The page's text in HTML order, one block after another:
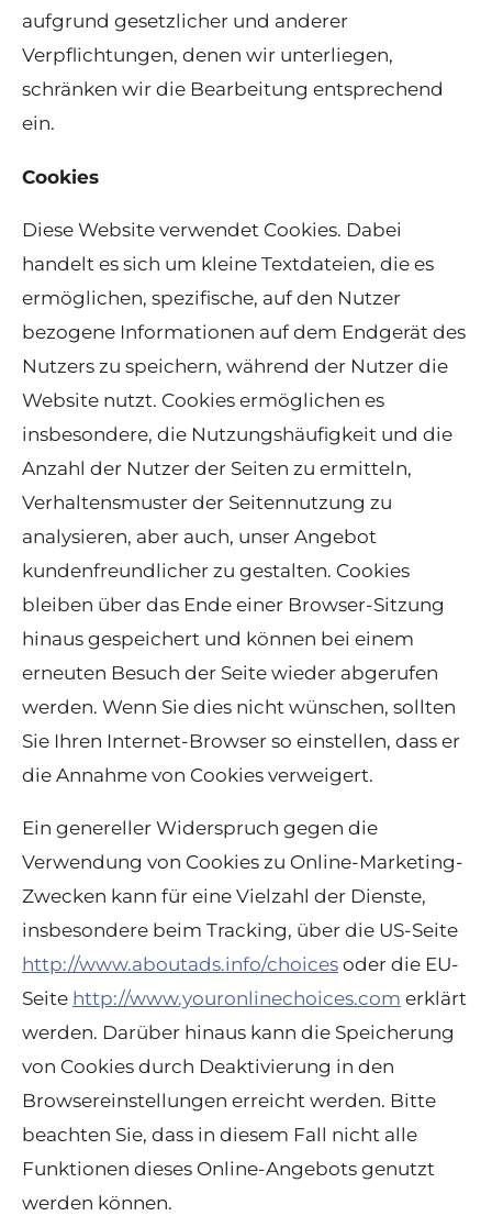
aufgrund gesetzlicher und anderer
Verpflichtungen, denen wir unterliegen,
schränken wir die Bearbeitung entsprechend
ein.
Cookies
Diese Website verwendet Cookies. Dabei
handelt es sich um kleine Textdateien, die es
ermöglichen, spezifische, auf den Nutzer
bezogene Informationen auf dem Endgerät des
Nutzers zu speichern, während der Nutzer die
Website nutzt. Cookies ermöglichen es
insbesondere, die Nutzungshäufigkeit und die
Anzahl der Nutzer der Seiten zu ermitteln,
Verhaltensmuster der Seitennutzung zu
analysieren, aber auch, unser Angebot
kundenfreundlicher zu gestalten. Cookies
bleiben über das Ende einer Browser-Sitzung
hinaus gespeichert und können bei einem
erneuten Besuch der Seite wieder abgerufen
werden. Wenn Sie dies nicht wünschen, sollten
Sie Ihren Internet-Browser so einstellen, dass er
die Annahme von Cookies verweigert.
Ein genereller Widerspruch gegen die
Verwendung von Cookies zu Online-Marketing-
Zwecken kann für eine Vielzahl der Dienste,
insbesondere beim Tracking, über die US-Seite
http://www.aboutads.info/choicesoder die EU-
Seite http://www.youronlinechoices.com erklärt
werden. Darüber hinaus kann die Speicherung
von Cookies durch Deaktivierung in den
Browsereinstellungen erreicht werden. Bitte
beachten Sie, dass in diesem Fall nicht alle
Funktionen dieses Online-Angebots genutzt
werden können.